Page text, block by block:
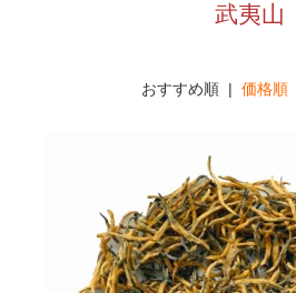
武夷山
おすすめ順 | 価格順